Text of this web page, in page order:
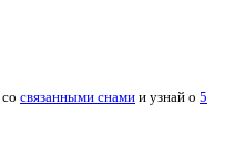
со связанными снами и узнай о 5